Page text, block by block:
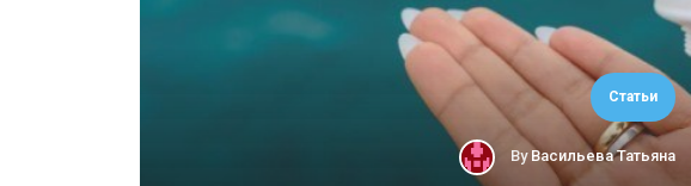
Статьи
By Васильева Татьяна